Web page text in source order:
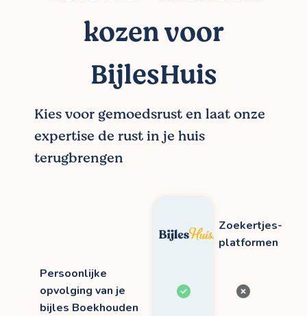
kozen voor
BijlesHuis
Kies voor gemoedsrust en laat onze
expertise de rust in je huis
terugbrengen
Zoekertjes-
platformen
Persoonlijke
opvolging van je
bijles Boekhouden